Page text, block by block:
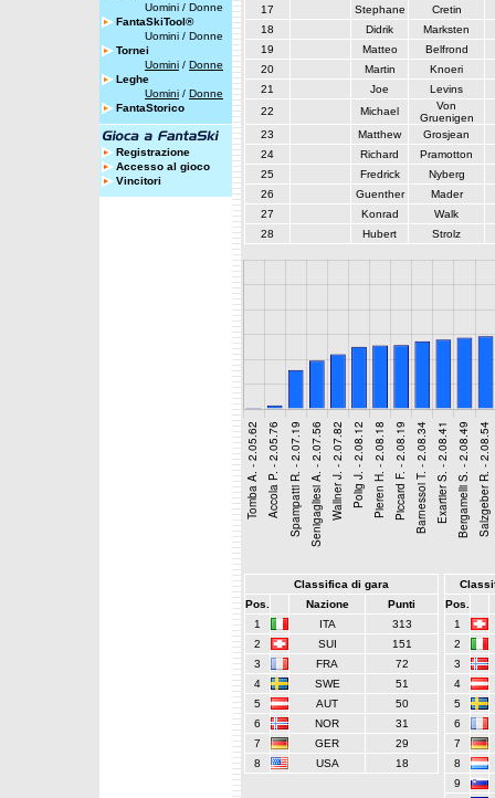
Uomini / Donne
FantaSkiTool®
Uomini / Donne
Tornei
Uomini / Donne
Leghe
Uomini / Donne
FantaStorico
Registrazione
Accesso al gioco
Vincitori
17
Stephane
Cretin
18
Didrik
Marksten
19
Matteo
Belfrond
20
Martin
Knoeri
21
Joe
Levins
22
Michael
Von
Gruenigen
23
Matthew
Grosjean
24
Richard
Pramotton
25
Fredrick
Nyberg
26
Guenther
Mader
27
Konrad
Walk
28
Hubert Strolz
Classifica di gara
Pos.
Nazione
Punti
1
ITA
313
2
SUI
151
3
FRA
72
4
SWE
51
5
AUT
50
6
NOR
31
7
GER
29
8
USA 18
Pos.
1
2
3
4
5
6
7
8
9